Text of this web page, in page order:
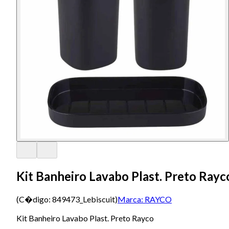
Kit Banheiro Lavabo Plast. Preto
(C�digo: 849473_Lebiscuit)Marca: RAYCO
Kit Banheiro Lavabo Plast. Preto Rayco